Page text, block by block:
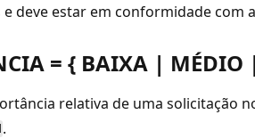
e deve estar em conformidade com
= { BAIXA | MÉDIO
relativa de uma solicitação
.